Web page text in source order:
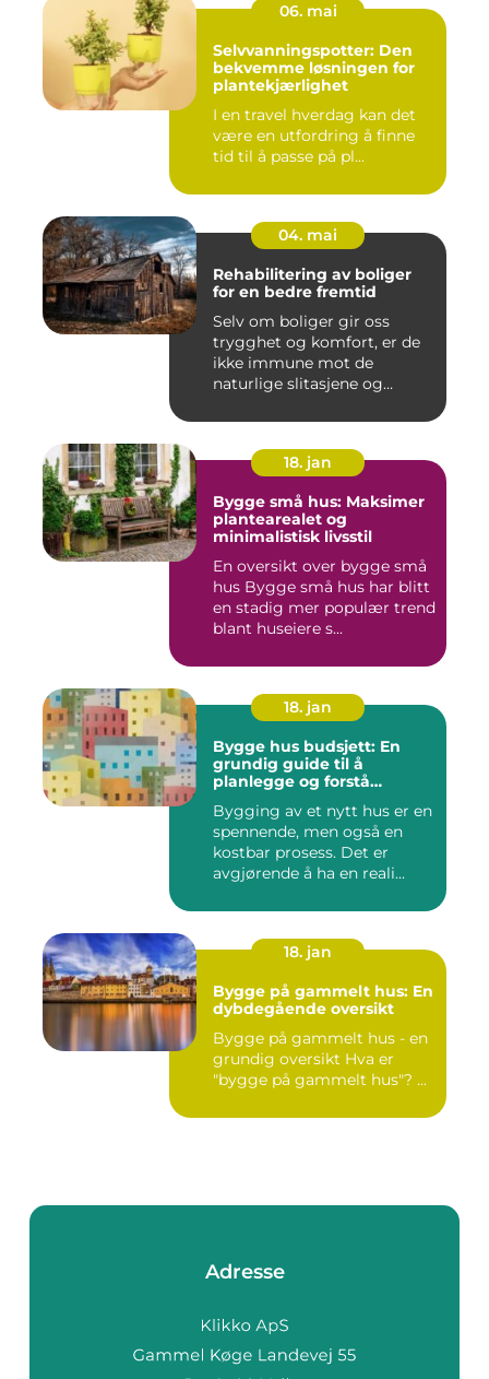
06. mai
Selvvanningspotter: Den
bekvemme løsningen for
plantekjærlighet
I en travel hverdag kan det
være en utfordring å finne
tid til å passe på pl...
04. mai
Rehabilitering av boliger
for en bedre fremtid
Selv om boliger gir oss
trygghet og komfort, er de
ikke immune mot de
naturlige slitasjene og
18. jan
Bygge små hus: Maksimer
plantearealet og
minimalistisk livsstil
En oversikt over bygge små
hus Bygge små hus har blitt
en stadig mer populær trend
blant huseiere s...
18. jan
Bygge hus budsjett: En
grundig guide til å
planlegge og forstå
Bygging av et nytt hus er en
spennende, men også en
kostbar prosess. Det er
avgjørende å ha en reali...
18. jan
Bygge på gammelt hus: En
dybdegående oversikt
Bygge på gammelt hus - en
grundig oversikt Hva er
"bygge på gammelt hus"? ...
Adresse